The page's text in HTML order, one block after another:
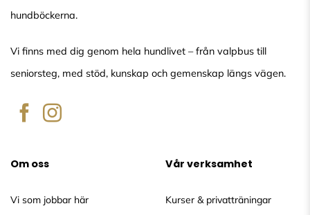
hundböckerna.
Vi finns med dig genom hela hundlivet – från valpbus till
seniorsteg, med stöd, kunskap och gemenskap längs vägen.
Om oss
Vi som jobbar här
Vår verksamhet
Kurser & privatträningar